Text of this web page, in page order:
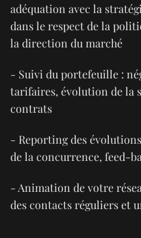
adéquation avec la
dans le respect de la
la direction du marché
- Suivi du portefeuille :
tarifaires, évolution de la
contrats
- Reporting des
de la concurrence, feed-
- Animation de votre
des contacts réguliers et